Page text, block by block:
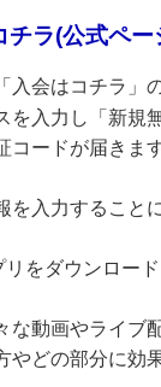
ラ(公式ペー
入会はコチラ」
入力し「新規
ードが届きま
を入力すること
をダウンロー
動画やライブ
どの部分に効